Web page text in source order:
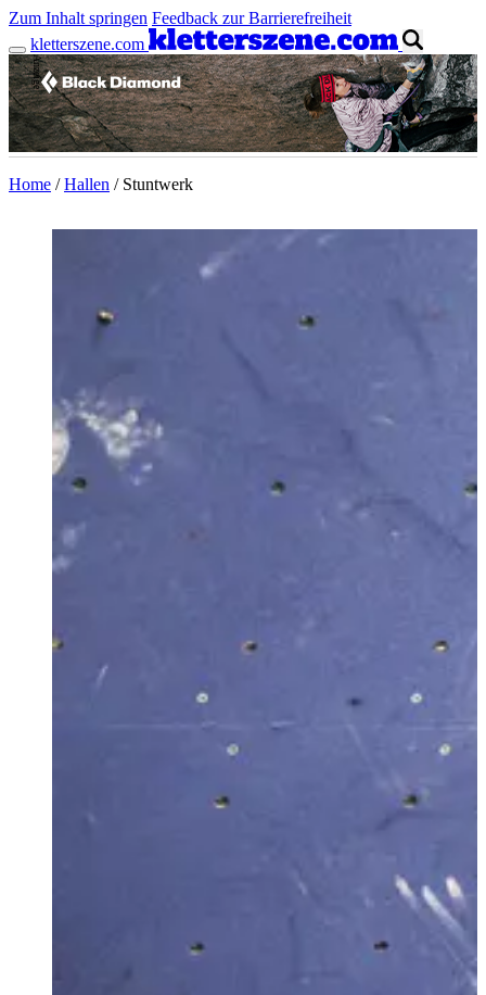
Zum Inhalt springen Feedback zur Barrierefreiheit
kletterszene.com
Anzeige
Home / Hallen / Stuntwerk